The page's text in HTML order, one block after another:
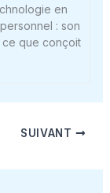
en
: son
ce que conçoit
SUIVANT